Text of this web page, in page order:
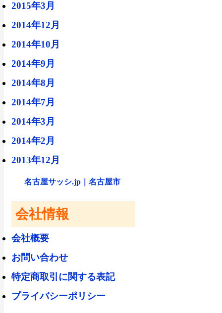
2015年3月
2014年12月
2014年10月
2014年9月
2014年8月
2014年7月
2014年3月
2014年2月
2013年12月
名古屋サッシ.jp｜名古屋市
会社情報
会社概要
お問い合わせ
特定商取引に関する表記
プライバシーポリシー